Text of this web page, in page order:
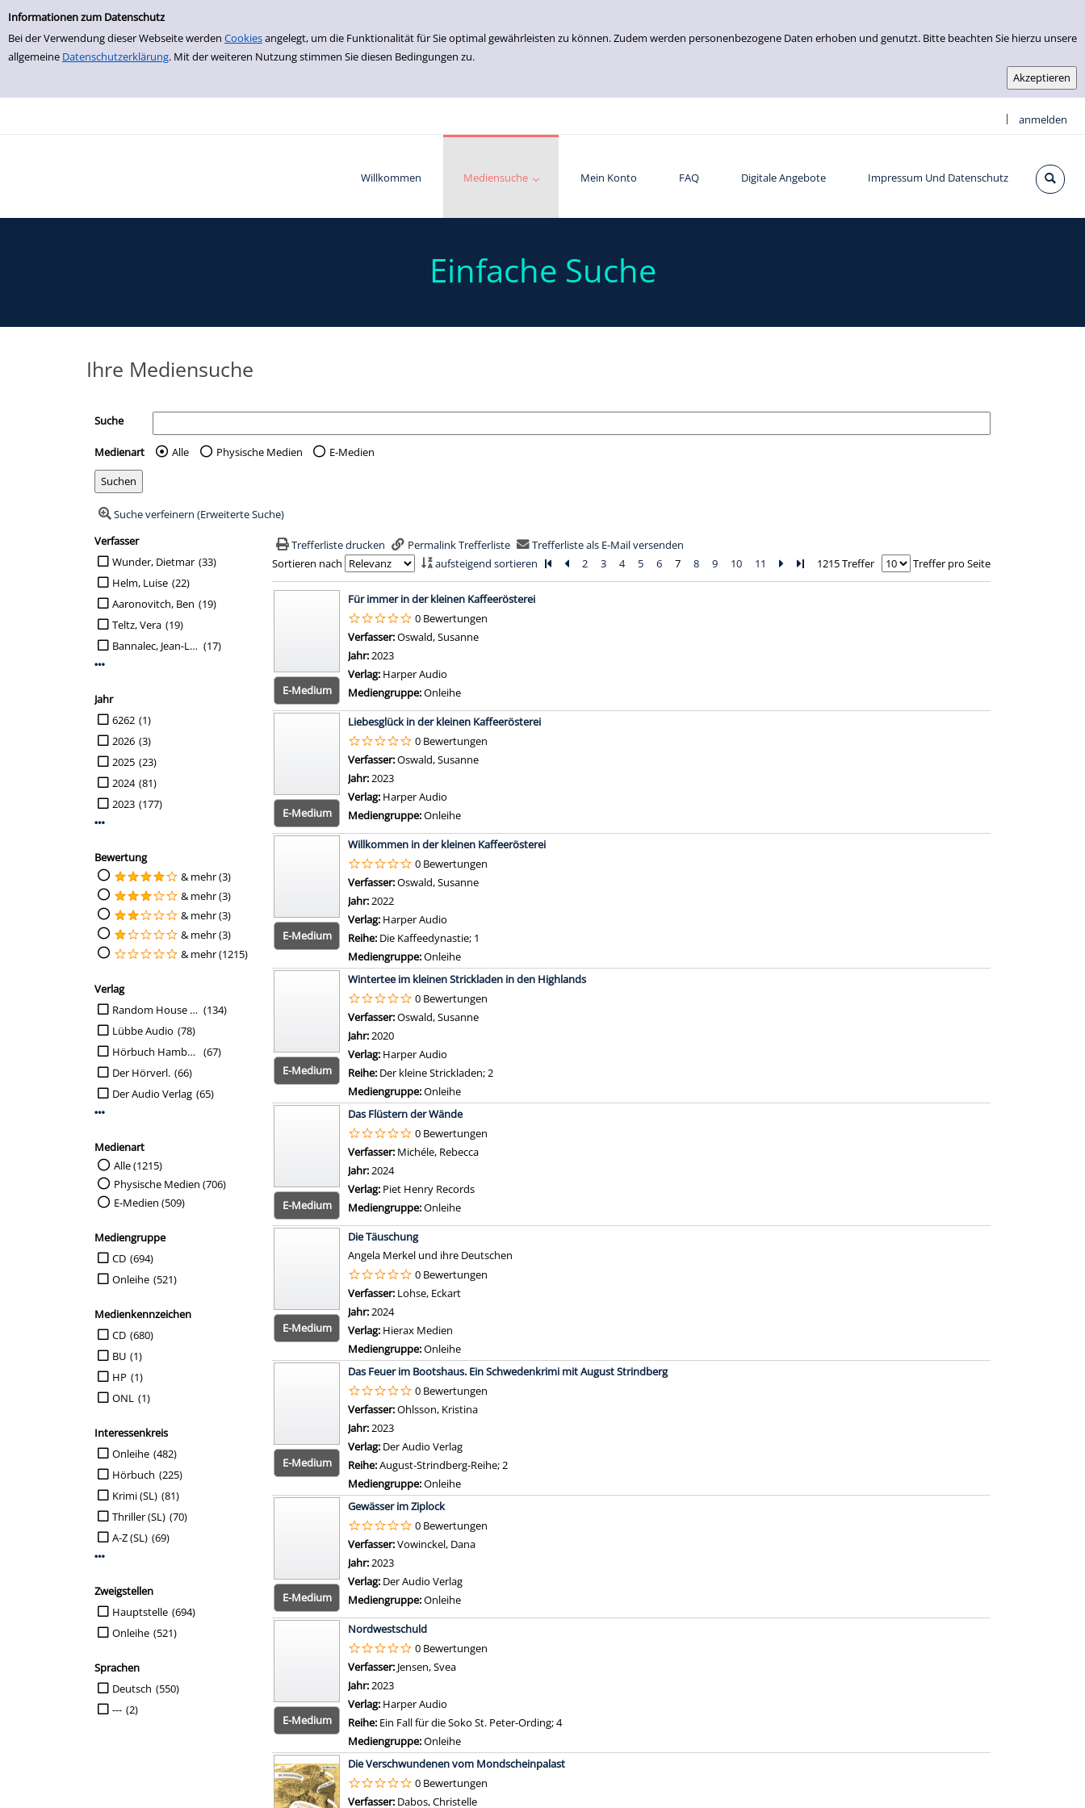
Einfache Suche
Informationen zum Datenschutz
Bei der Verwendung dieser Webseite werden Cookiesangelegt, um die Funktionalität für Sie optimal gewährleisten zu können. Zudem werden personenbezogene Daten erhoben und genutzt. Bitte beachten Sie hierzu unsere
allgemeine Datenschutzerklärung. Mit der weiteren Nutzung stimmen Sie diesen Bedingungen zu.
Zur Trefferliste springen
| anmelden
Willkommen Einfache Suche
Erweiterte Suche
Mediensuche Mein Konto FAQ Digitale Angebote Impressum Und Datenschutz
Einfache Suche
Ihre Mediensuche
Suche
Medienart Wählen Sie die Medienart nach der Sie suchen wollen.
Alle Physische Medien E-Medien
Suche verfeinern (Erweiterte Suche)
Suchfilter
Verfasser
Suche auf Verfasser einschränken
(33)
Wunder, Dietmar
(22)
Helm, Luise
(19)
Aaronovitch, Ben
(19)
Teltz, Vera
(17)
Bannalec, Jean-Luc
Jahr
Suche auf Jahr einschränken
(1)
6262
(3)
2026
(23)
2025
(81)
2024
(177)
2023
Bewertung
Suche auf Bewertung einschränken
& mehr (3)
& mehr (3)
& mehr (3)
& mehr (3)
& mehr (1215)
Verlag
Suche auf Verlag einschränken
(134)
Random House Audio
(78)
Lübbe Audio
(67)
Hörbuch Hamburg
(66)
Der Hörverl.
(65)
Der Audio Verlag
Medienart
Suche auf Medienart einschränken
Alle (1215)
Physische Medien (706)
E-Medien (509)
Mediengruppe
Suche auf Mediengruppe einschränken
(694)
CD
(521)
Onleihe
Medienkennzeichen
Suche auf Medienkennzeichen einschränken
(680)
CD
(1)
BU
(1)
HP
(1)
ONL
Interessenkreis
Suche auf Interessenkreis einschränken
(482)
Onleihe
(225)
Hörbuch
(81)
Krimi (SL)
(70)
Thriller (SL)
(69)
A-Z (SL)
Zweigstellen
Suche auf Zweigstellen einschränken
(694)
Hauptstelle
(521)
Onleihe
Sprachen
Suche auf Sprachen einschränken
(550)
Deutsch
(2)
---
Trefferliste drucken Permalink Trefferliste
Trefferliste als E-Mail versenden
Sortieren nach
aufsteigend sortieren Zur ersten Seite blättern
Zur vorherigen Seite blättern
2 3 4 5 6 7 8 9 10 11 Zur nächsten Seite blättern
Zur letzten Seite blättern
1215 Treffer Treffer pro Seite
Suchergebnis
E-Medium
Für immer in der kleinen Kaffeerösterei
0 Bewertungen
Verfasser:Oswald, Susanne
Jahr:2023
Verlag: Harper Audio
Mediengruppe:Onleihe
Zum Download
E-Medium
Liebesglück in der kleinen Kaffeerösterei
0 Bewertungen
Verfasser:Oswald, Susanne
Jahr:2023
Verlag: Harper Audio
Mediengruppe:Onleihe
Zum Download
E-Medium
Willkommen in der kleinen Kaffeerösterei
0 Bewertungen
Verfasser:Oswald, Susanne
Jahr:2022
Verlag: Harper Audio
Reihe: Die Kaffeedynastie; 1
Mediengruppe:Onleihe
E-Medium
Wintertee im kleinen Strickladen in den Highlands
0 Bewertungen
Verfasser:Oswald, Susanne
Jahr:2020
Verlag: Harper Audio
Reihe: Der kleine Strickladen; 2
Mediengruppe:Onleihe
E-Medium
Das Flüstern der Wände
0 Bewertungen
Verfasser: Michéle, Rebecca
Jahr:2024
Verlag: Piet Henry Records
Mediengruppe:Onleihe
Zum Download
E-Medium
Die Täuschung
Angela Merkel und ihre Deutschen
0 Bewertungen
Verfasser: Lohse, Eckart
Jahr:2024
Verlag: Hierax Medien
Mediengruppe:Onleihe
E-Medium
Das Feuer im Bootshaus. Ein Schwedenkrimi mit August Strindberg
0 Bewertungen
Verfasser:Ohlsson, Kristina
Jahr:2023
Verlag: Der Audio Verlag
Reihe:August-Strindberg-Reihe; 2
Mediengruppe:Onleihe
E-Medium
Gewässer im Ziplock
0 Bewertungen
Verfasser:Vowinckel, Dana
Jahr:2023
Verlag: Der Audio Verlag
Mediengruppe:Onleihe
Zum Download
E-Medium
Nordwestschuld
0 Bewertungen
Verfasser: Jensen, Svea
Jahr:2023
Verlag: Harper Audio
Reihe: Ein Fall für die Soko St. Peter-Ording; 4
Mediengruppe:Onleihe
Die Verschwundenen vom Mondscheinpalast
0 Bewertungen
Verfasser: Dabos, Christelle